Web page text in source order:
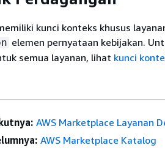
kunci konteks khusus
elemen pernyataan kebijakan.
semua layanan, lihat kunci
AWS Marketplace Layanan
AWS Marketplace Katalog